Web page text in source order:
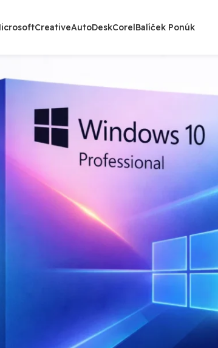
CreativeAutoDeskCorelBalíček Ponúk